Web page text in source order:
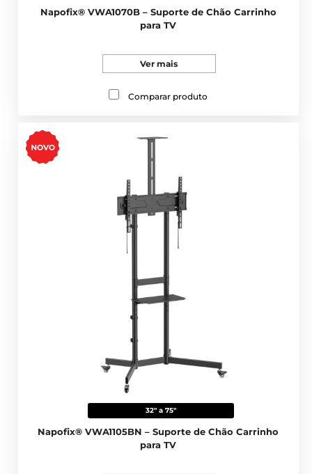
Napofix® VWA1070B – Suporte de Chão Carrinho
para TV
Ver mais
Comparar produto
32" a 75"
Napofix® VWA1105BN – Suporte de Chão Carrinho
para TV